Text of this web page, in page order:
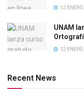
12
UNAM
12
Recent News